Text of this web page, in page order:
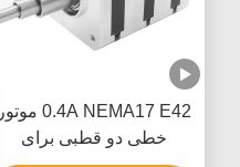
0.4A NEMA17 E42 موتور
خطی دو قطبی برای